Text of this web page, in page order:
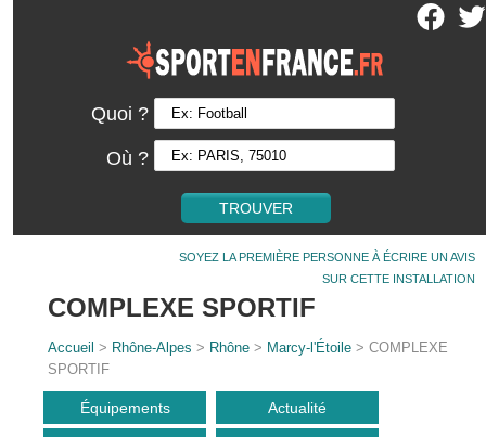
Quoi ?
Où ?
SOYEZ LA PREMIÈRE PERSONNE À ÉCRIRE UN AVIS
SUR CETTE INSTALLATION
COMPLEXE SPORTIF
Accueil > Rhône-Alpes > Rhône > Marcy-l'Étoile > COMPLEXE
SPORTIF
Équipements Actualité